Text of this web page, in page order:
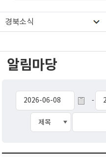
경북소식
알림마당
-